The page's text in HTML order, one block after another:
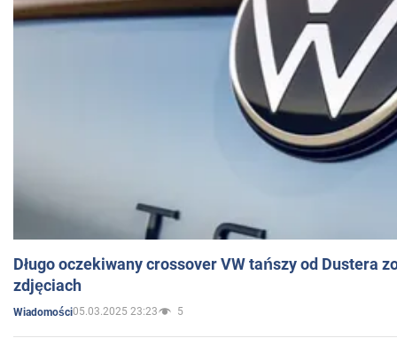
Długo oczekiwany crossover VW tańszy od Dustera
zdjęciach
Wiadomości05.03.2025 23:23 5